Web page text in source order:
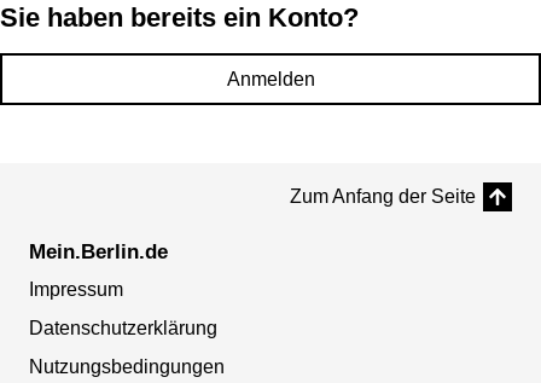
Sie haben bereits ein Konto?
Anmelden
Zum Anfang der Seite
Mein.Berlin.de
Impressum
Datenschutzerklärung
Nutzungsbedingungen